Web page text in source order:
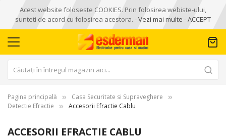
Acest website foloseste COOKIES. Prin folosirea webiste-ului,
sunteti de acord cu folosirea acestora. -Vezi mai multe -ACCEPT
Pagina principală
Casa Securitate si Supraveghere
Detectie Efractie
Accesorii Efractie Cablu
ACCESORII EFRACTIE CABLU